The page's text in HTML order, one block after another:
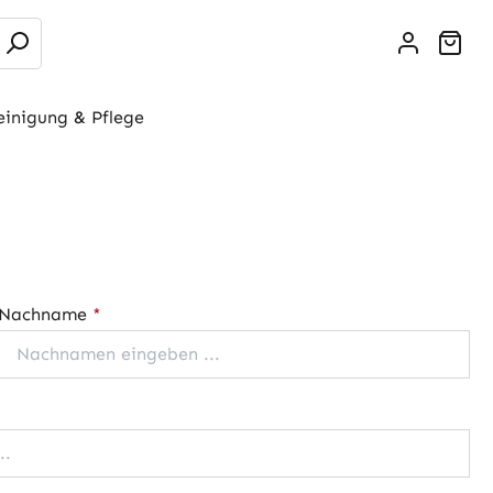
& Pflege
Nachname *